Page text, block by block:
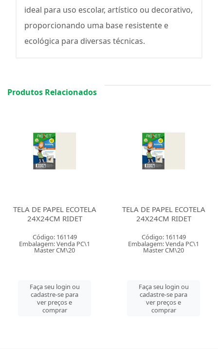
ideal para uso escolar, artístico ou decorativo,
proporcionando uma base resistente e
ecológica para diversas técnicas.
Produtos Relacionados
TELA DE PAPEL ECOTELA
24X24CM RIDET
Código: 161149
Embalagem: Venda PC\1
Master CM\20
Faça seu login ou
cadastre-se para
ver preços e
comprar
TELA DE PAPEL ECOTELA
24X24CM RIDET
Código: 161149
Embalagem: Venda PC\1
Master CM\20
Faça seu login ou
cadastre-se para
ver preços e
comprar